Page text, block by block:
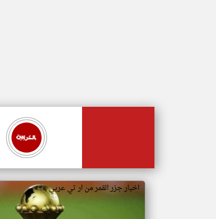
اخبار جزر القمر من ار تي عربي